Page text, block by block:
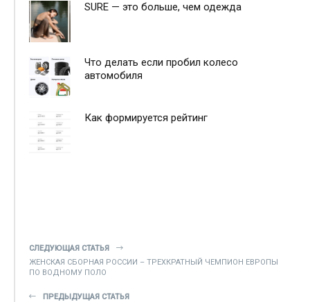
SURE — это больше, чем одежда
Что делать если пробил колесо
автомобиля
Как формируется рейтинг
СЛЕДУЮЩАЯ СТАТЬЯ
ЖЕНСКАЯ СБОРНАЯ РОССИИ – ТРЕХКРАТНЫЙ ЧЕМПИОН ЕВРОПЫ
ПО ВОДНОМУ ПОЛО
ПРЕДЫДУЩАЯ СТАТЬЯ